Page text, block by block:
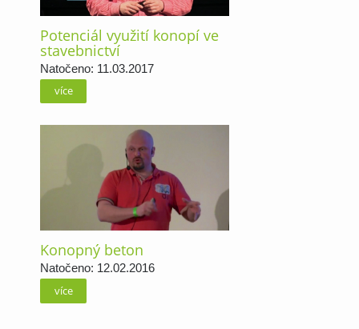
Potenciál využití konopí ve
stavebnictví
Natočeno: 11.03.2017
více
Konopný beton
Natočeno: 12.02.2016
více